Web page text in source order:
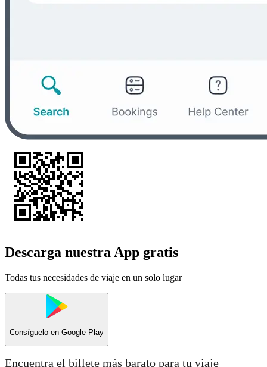
Descarga nuestra App gratis
Todas tus necesidades de viaje en un solo lugar
Consíguelo en Google Play
Encuentra el billete más barato para tu viaje